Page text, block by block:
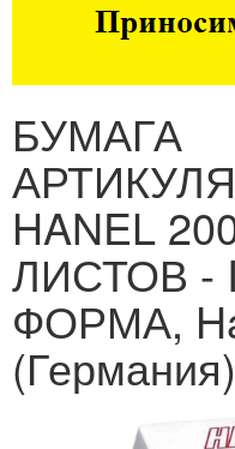
БУМАГА
HANEL
ЛИСТОВ -
ФОРМА,